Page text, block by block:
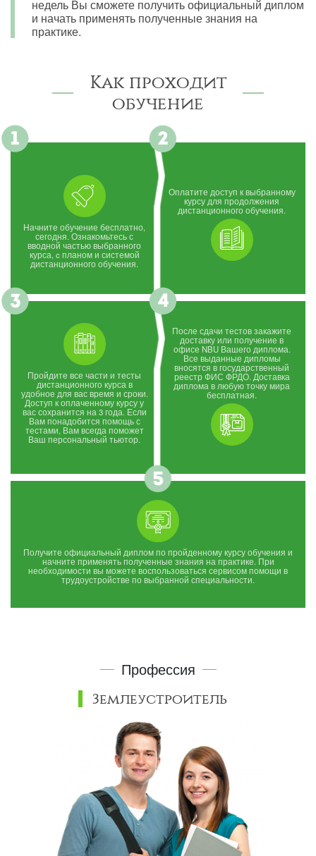
недель Вы сможете получить официальный диплом
и начать применять полученные знания на
практике.
Как проходит
обучение
Начните обучение бесплатно,
сегодня. Ознакомьтесь с
вводной частью выбранного
курса, c планом и системой
дистанционного обучения.
Оплатите доступ к выбранному
курсу для продолжения
дистанционного обучения.
Пройдите все части и тесты
дистанционного курса в
удобное для вас время и сроки.
Доступ к оплаченному курсу у
вас сохранится на 3 года. Если
Вам понадобится помощь с
тестами, Вам всегда поможет
Ваш персональный тьютор.
После сдачи тестов закажите
доставку или получение в
офисе NBU Вашего диплома.
Все выданные дипломы
вносятся в государственный
реестр ФИС ФРДО. Доставка
диплома в любую точку мира
бесплатная.
Получите официальный диплом по пройденному курсу обучения и
начните применять полученные знания на практике. При
необходимости вы можете воспользоваться сервисом помощи в
трудоустройстве по выбранной специальности.
Профессия
Землеустроитель